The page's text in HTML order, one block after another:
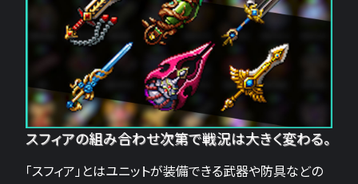
スフィアの組み合わせ次第で戦況は大きく変わる。
「スフィア」とはユニットが装備できる武器や防具などの